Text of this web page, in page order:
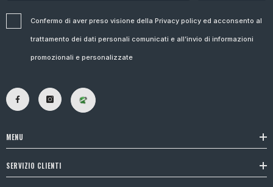
Confermo di aver preso visione della Privacy policy ed acconsento al
trattamento dei dati personali comunicati e all’invio di informazioni
promozionali e personalizzate
MENU
SERVIZIO CLIENTI